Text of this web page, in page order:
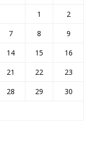
1
2
7 8
9
14 15
16
21 22
23
28 29
30